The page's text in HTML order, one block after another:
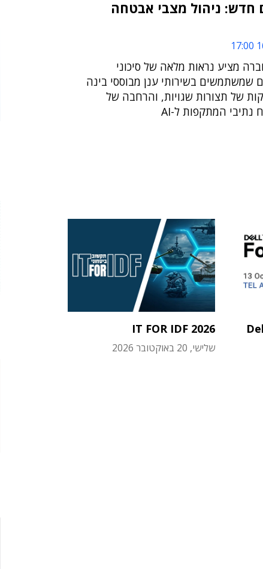
חדש: ניהול מצבי אבטחה
מציע נראות מלאה של סיכוני
שמשתמשים בשירותי ענן מבוססי בינה
של תצורות שגויות, והרחבה של
IT FOR IDF 2026
שלישי, 20 באוקטובר 2026